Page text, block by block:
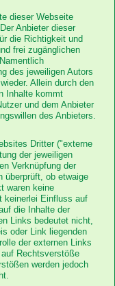
dieser Webseite
Anbieter dieser
die Richtigkeit und
frei zugänglichen
des jeweiligen Autors
Allein durch den
Inhalte kommt
und dem Anbieter
des Anbieters.
Dritter ("externe
der jeweiligen
Verknüpfung der
überprüft, ob etwaige
waren keine
keinerlei Einfluss auf
die Inhalte der
Links bedeutet nicht,
oder Link liegenden
der externen Links
Rechtsverstöße
werden jedoch